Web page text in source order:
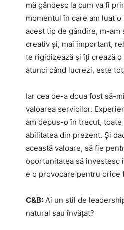
mă gândesc la cum va fi
momentul în care am luat o
acest tip de gândire, m-am
creativ și, mai important,
te rigidizează și îți crează
atunci când lucrezi, este
Iar cea de-a doua fost să-
valoarea servicilor.
am depus-o în trecut, toate
abilitatea din prezent. Și
această valoare, să fie
oportunitatea să investesc
e o provocare pentru orice
C&B: Ai un stil de
natural sau învățat?